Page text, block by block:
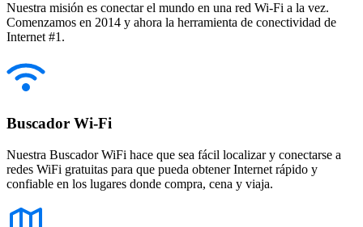
Nuestra misión es conectar el mundo en una red Wi-Fi a la vez.
Comenzamos en 2014 y ahora la herramienta de conectividad de
Internet #1.
Buscador Wi-Fi
Nuestra Buscador WiFi hace que sea fácil localizar y conectarse a
redes WiFi gratuitas para que pueda obtener Internet rápido y
confiable en los lugares donde compra, cena y viaja.